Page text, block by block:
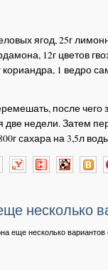
ягод, 25г
12г цветов
1 ведро
после чего
две недели. Затем
сахара на 3,5л
несколько
еще несколько вариантов